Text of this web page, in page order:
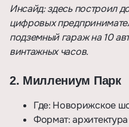
Инсайд: здесь построил
цифровых
подземный гараж на 10
винтажных часов.
2. Миллениум Парк
Где: Новорижское
Формат: